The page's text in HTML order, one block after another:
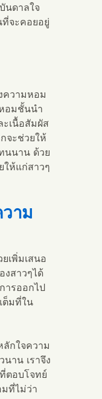
นดาลใจ
จะคอยอยู่
ความหอม
อมชั้นนำ
เนื้อสัมผัส
จะช่วยให้
นนาน ด้วย
ห้แก่สาวๆ
าม
เพิ่มเสนอ
งสาวๆได้
ารออกไป
ต็มที่ใน
ลักใจความ
าน เราจึง
ตอบโจทย์
ที่ไม่ว่า